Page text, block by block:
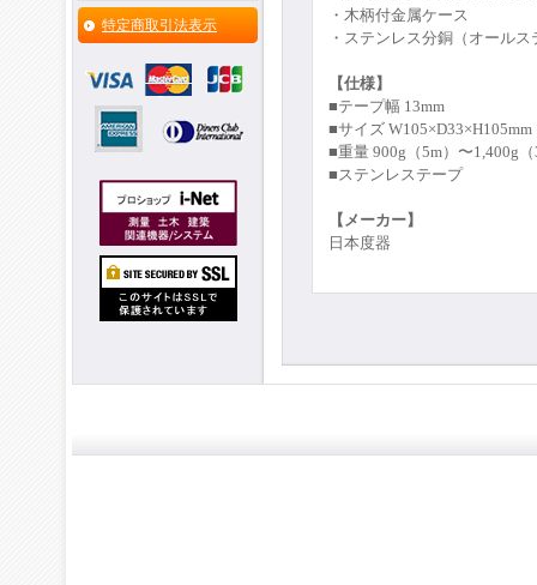
特定商取引法表示
・木柄付金属ケース
・ステンレス分銅（オール
【仕様】
■テープ幅 13mm
■サイズ W105×D33×H105mm
■重量 900g（5m）〜1,400g
■ステンレステープ
【メーカー】
日本度器